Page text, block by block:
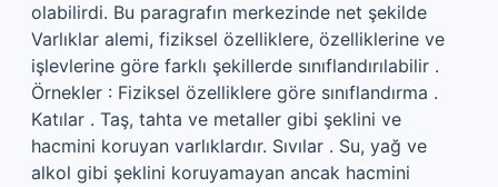
olabilirdi. Bu paragrafın merkezinde net şekilde
Varlıklar alemi, fiziksel özelliklere, özelliklerine ve
işlevlerine göre farklı şekillerde sınıflandırılabilir .
Örnekler : Fiziksel özelliklere göre sınıflandırma .
Katılar . Taş, tahta ve metaller gibi şeklini ve
hacmini koruyan varlıklardır. Sıvılar . Su, yağ ve
alkol gibi şeklini koruyamayan ancak hacmini